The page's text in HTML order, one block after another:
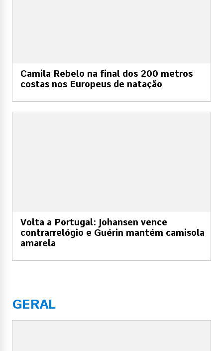
Camila Rebelo na final dos 200 metros
costas nos Europeus de natação
Volta a Portugal: Johansen vence
contrarrelógio e Guérin mantém camisola
amarela
GERAL